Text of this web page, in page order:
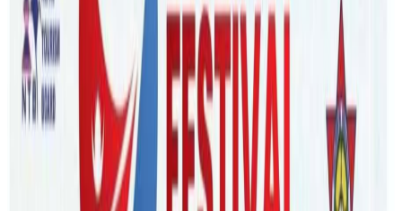
Monday, 2023 September 25 / 4:34 am
अ−